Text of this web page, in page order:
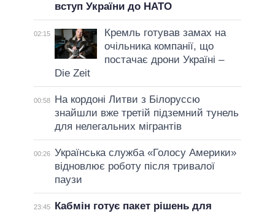
вступ України до НАТО
02:15
Кремль готував замах на
очільника компанії, що
постачає дрони Україні –
Die Zeit
00:58
На кордоні Литви з Білоруссю
знайшли вже третій підземний тунель
для нелегальних мігрантів
00:26 Українська служба «Голосу Америки»
відновлює роботу після тривалої
паузи
23:45
Кабмін готує пакет рішень для